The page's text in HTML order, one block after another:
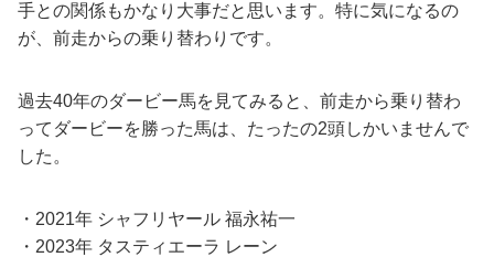
手との関係もかなり大事だと思います。特に気になるの
が、前走からの乗り替わりです。
過去40年のダービー馬を見てみると、前走から乗り替わ
ってダービーを勝った馬は、たったの2頭しかいませんで
した。
・2021年 シャフリヤール 福永祐一
・2023年 タスティエーラ レーン